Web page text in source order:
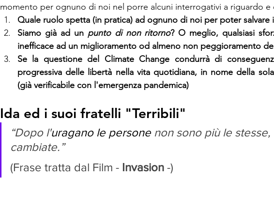
momento per ognuno di noi nel porre alcuni interrogativi a riguardo e
Quale ruolo spetta (in pratica) ad ognuno di noi per poter salvare
Siamo già ad un punto di non ritorno? O meglio, qualsiasi
inefficace ad un miglioramento od almeno non peggioramento
Se la questione del Climate Change condurrà di
progressiva delle libertà nella vita quotidiana, in nome della sola
(già verificabile con l'emergenza pandemica)
Ida ed i suoi fratelli "Terribili"
“Dopo l'uragano le persone non sono più le
cambiate.”
(Frase tratta dal Film - Invasion -)